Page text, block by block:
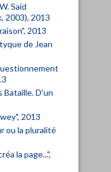
Said
2003), 2013
2013
de Jean
Bataille. D'un
2013
ou la pluralité
la page...",